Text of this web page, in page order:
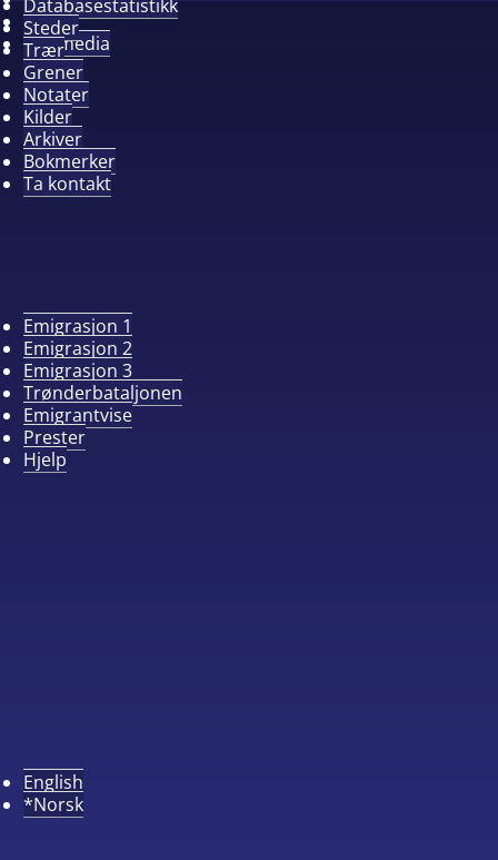
Album
Alle media
Databasestatistikk
Steder
Trær
Grener
Notater
Kilder
Arkiver
Bokmerker
Ta kontakt
Emigrasjon 1
Emigrasjon 2
Emigrasjon 3
Trønderbataljonen
Emigrantvise
Prester
Hjelp
English
*Norsk